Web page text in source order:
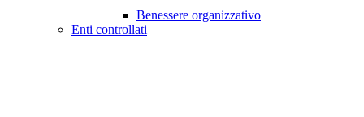
Benessere organizzativo
Enti controllati